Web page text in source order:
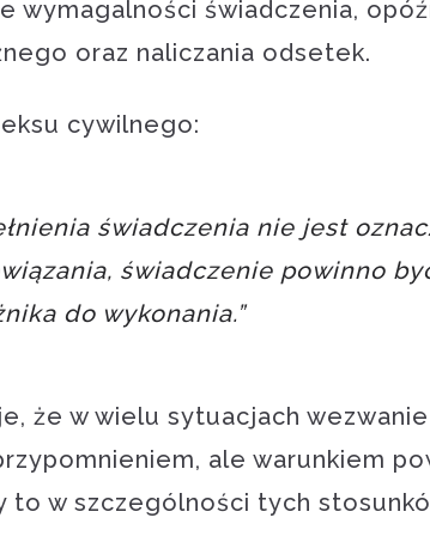
wymagalności świadczenia,
oraz naliczania odsetek.
cywilnego:
świadczenia nie jest
świadczenie powinno
do wykonania.”
że w wielu sytuacjach
ale warunkiem
to w szczególności tych